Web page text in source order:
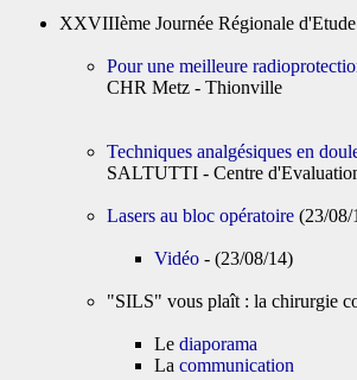
XXVIIIème Journée Régionale
Pour une meilleure
CHR Metz - Thionville
Techniques analgésiques en
SALTUTTI - Centre
Lasers au bloc opératoire (23/
Vidéo - (23/08/14)
"SILS" vous plaît : la chirurgie
Le diaporama
La communication